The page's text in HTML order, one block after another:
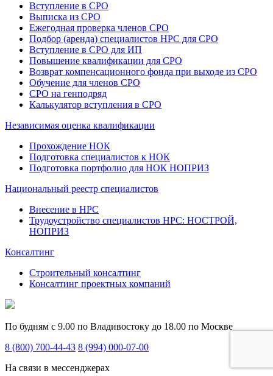
Вступление в СРО
Выписка из СРО
Ежегодная проверка членов СРО
Подбор (аренда) специалистов НРС для СРО
Вступление в СРО для ИП
Повышение квалификации для СРО
Возврат компенсационного фонда при выходе из СРО
Обучение для членов СРО
СРО на генподряд
Калькулятор вступления в СРО
Независимая оценка квалификации
Прохождение НОК
Подготовка специалистов к НОК
Подготовка портфолио для НОК НОПРИЗ
Национальный реестр специалистов
Внесение в НРС
Трудоустройство специалистов НРС: НОСТРОЙ,
НОПРИЗ
Консалтинг
Строительный консалтинг
Консалтинг проектных компаний
По будням с 9.00 по Владивостоку до 18.00 по Москве
8 (800) 700-44-43 8 (994) 000-07-00
На связи в мессенджерах